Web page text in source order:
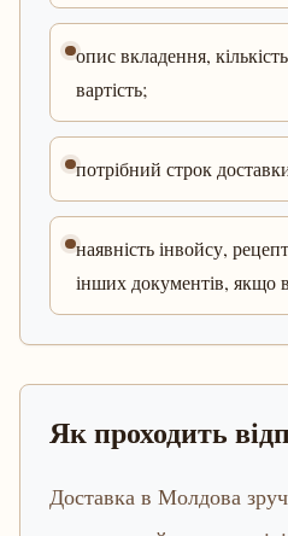
опис вкладення,
вартість;
потрібний строк
наявність інвойсу,
інших документів, якщо
Як проходить
Доставка в Молдова